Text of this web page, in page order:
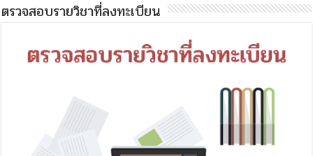
ตรวจสอบรายวิชาที่ลงทะเบียน